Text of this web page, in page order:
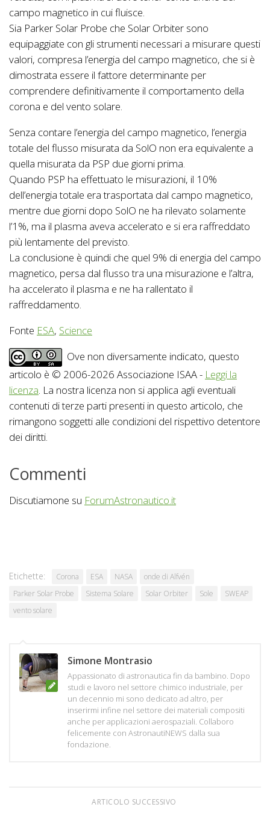
campo magnetico in cui fluisce.
Sia Parker Solar Probe che Solar Orbiter sono
equipaggiate con gli strumenti necessari a misurare questi
valori, compresa l’energia del campo magnetico, che si è
dimostrata essere il fattore determinante per
comprendere definitivamente il comportamento della
corona e del vento solare.
Senza contare l’energia del campo magnetico, l’energia
totale del flusso misurata da SolO non era equivalente a
quella misurata da PSP due giorni prima.
Quando PSP ha effettuato le misurazioni, il 10%
dell’energia totale era trasportata dal campo magnetico,
mentre due giorni dopo SolO ne ha rilevato solamente
l’1%, ma il plasma aveva accelerato e si era raffreddato
più lentamente del previsto.
La conclusione è quindi che quel 9% di energia del campo
magnetico, persa dal flusso tra una misurazione e l’altra,
ha accelerato il plasma e ne ha rallentato il
raffreddamento.
Fonte ESA, Science
Ove non diversamente indicato, questo
articolo è © 2006-2026 Associazione ISAA - Leggi la
licenza. La nostra licenza non si applica agli eventuali
contenuti di terze parti presenti in questo articolo, che
rimangono soggetti alle condizioni del rispettivo detentore
dei diritti.
Commenti
Discutiamone su ForumAstronautico.it
Etichette: Corona ESA NASA
onde di Alfvén
Parker Solar Probe
Sistema Solare Solar Orbiter Sole
SWEAP
vento solare
Simone Montrasio
Appassionato di astronautica fin da bambino. Dopo
studi e lavoro nel settore chimico industriale, per
un decennio mi sono dedicato ad altro, per
inserirmi infine nel settore dei materiali compositi
anche per applicazioni aerospaziali. Collaboro
felicemente con AstronautiNEWS dalla sua
fondazione.
ARTICOLO SUCCESSIVO